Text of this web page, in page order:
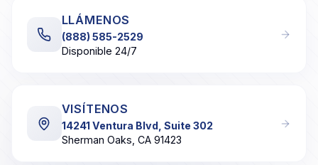
LLÁMENOS
(888) 585-2529
Disponible 24/7
VISÍTENOS
14241 Ventura Blvd, Suite 302
Sherman Oaks, CA 91423